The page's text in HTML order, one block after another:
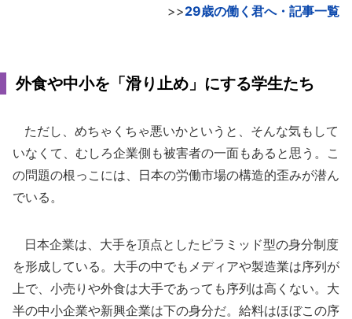
>>29歳の働く君へ・記事一覧
外食や中小を「滑り止め」にする学生たち
ただし、めちゃくちゃ悪いかというと、そんな気もして
いなくて、むしろ企業側も被害者の一面もあると思う。こ
の問題の根っこには、日本の労働市場の構造的歪みが潜ん
でいる。
日本企業は、大手を頂点としたピラミッド型の身分制度
を形成している。大手の中でもメディアや製造業は序列が
上で、小売りや外食は大手であっても序列は高くない。大
半の中小企業や新興企業は下の身分だ。給料はほぼこの序